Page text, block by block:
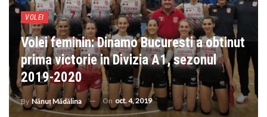
VOLEI
Volei feminin: Dinamo Bucuresti a obtinut
prima victorie in Divizia A1, sezonul
2019-2020
By Nănuț Mădălina On oct. 4, 2019